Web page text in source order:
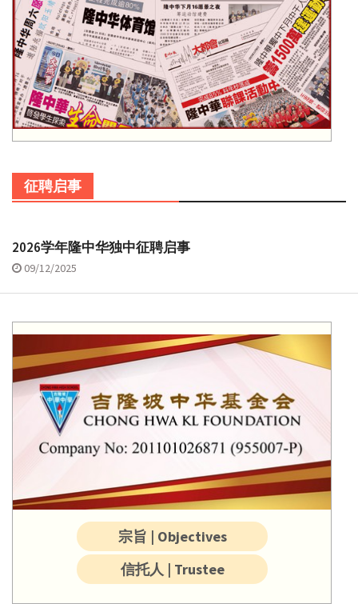
征聘启事
2026学年隆中华独中征聘启事
09/12/2025
宗旨 | Objectives
信托人 | Trustee